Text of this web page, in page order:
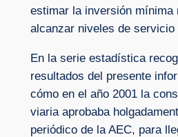
estimar la inversión mínima
alcanzar niveles de servicio
En la serie estadística
resultados del presente
cómo en el año 2001 la
viaria aprobaba
periódico de la AEC, para